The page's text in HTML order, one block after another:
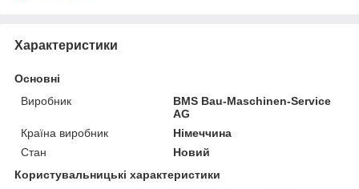
Характеристики
Основні
Виробник
BMS Bau-Maschinen-Service
AG
Країна виробник
Німеччина
Стан
Новий
Користувальницькі характеристики